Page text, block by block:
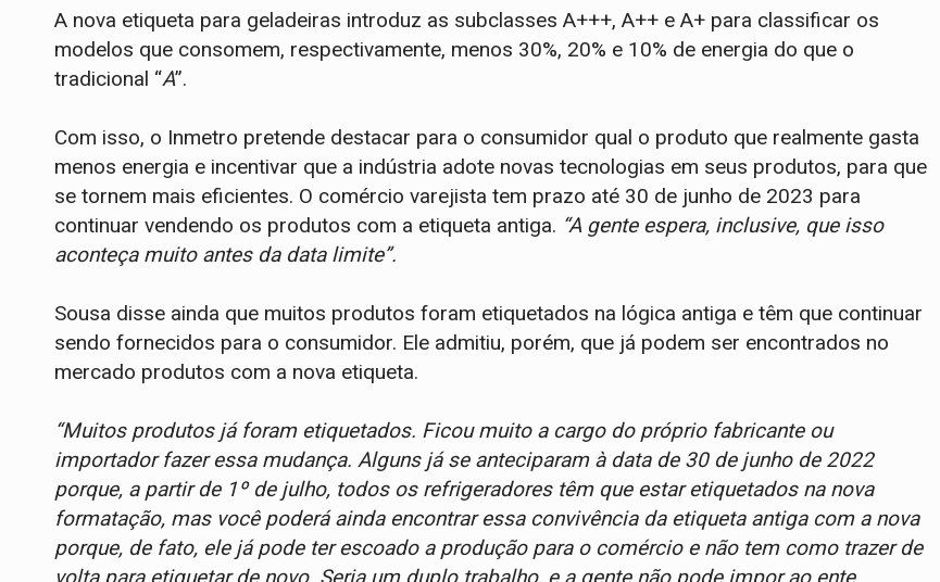
A nova etiqueta para geladeiras introduz as subclasses A+++, A++ e A+ para classificar os
modelos que consomem, respectivamente, menos 30%, 20% e 10% de energia do que o
tradicional “A”.
Com isso, o Inmetro pretende destacar para o consumidor qual o produto que realmente gasta
menos energia e incentivar que a indústria adote novas tecnologias em seus produtos, para que
se tornem mais eficientes. O comércio varejista tem prazo até 30 de junho de 2023 para
continuar vendendo os produtos com a etiqueta antiga. “A gente espera, inclusive, que isso
aconteça muito antes da data limite”.
Sousa disse ainda que muitos produtos foram etiquetados na lógica antiga e têm que continuar
sendo fornecidos para o consumidor. Ele admitiu, porém, que já podem ser encontrados no
mercado produtos com a nova etiqueta.
“Muitos produtos já foram etiquetados. Ficou muito a cargo do próprio fabricante ou
importador fazer essa mudança. Alguns já se anteciparam à data de 30 de junho de 2022
porque, a partir de 1º de julho, todos os refrigeradores têm que estar etiquetados na nova
formatação, mas você poderá ainda encontrar essa convivência da etiqueta antiga com a nova
porque, de fato, ele já pode ter escoado a produção para o comércio e não tem como trazer de